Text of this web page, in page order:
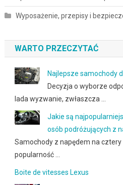
Wyposażenie, przepisy i
WARTO PRZECZYTAĆ
Najlepsze samochody
Decyzja o wyborze
lada wyzwanie, zwłaszcza …
Jakie są
osób podróżujących z
Samochody z napędem na
popularność …
Boite de vitesses Lexus